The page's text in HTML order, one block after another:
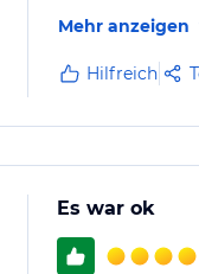
Mehr anzeigen
Hilfreich
Es war ok